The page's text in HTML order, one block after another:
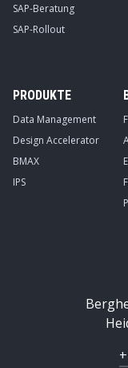
SAP-Beratung
SAP-Rollout
PRODUKTE
Data Management
Design Accelerator
BMAX
IPS